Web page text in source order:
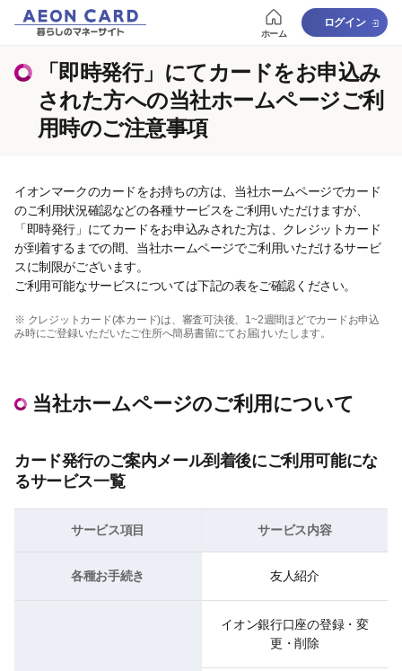
ホーム
ログイン
「即時発行」にてカードをお申込み
された方への当社ホームページご利
用時のご注意事項
イオンマークのカードをお持ちの方は、当社ホームページでカード
のご利用状況確認などの各種サービスをご利用いただけますが、
「即時発行」にてカードをお申込みされた方は、クレジットカード
が到着するまでの間、当社ホームページでご利用いただけるサービ
スに制限がございます。
ご利用可能なサービスについては下記の表をご確認ください。
※ クレジットカード(本カード)は、審査可決後、1~2週間ほどでカードお申込
み時にご登録いただいたご住所へ簡易書留にてお届けいたします。
当社ホームページのご利用について
カード発行のご案内メール到着後にご利用可能にな
るサービス一覧
サービス項目 サービス内容
各種お手続き 友人紹介
イオン銀行口座の登録・変
更・削除